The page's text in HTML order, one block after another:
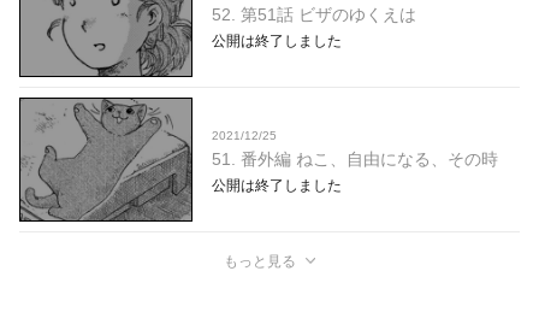
52. 第51話 ビザのゆくえは
公開は終了しました
2021/12/25
51. 番外編 ねこ、自由になる、その時
公開は終了しました
もっと見る